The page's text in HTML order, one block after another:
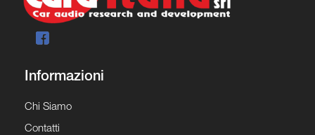
Informazioni
Chi Siamo
Contatti